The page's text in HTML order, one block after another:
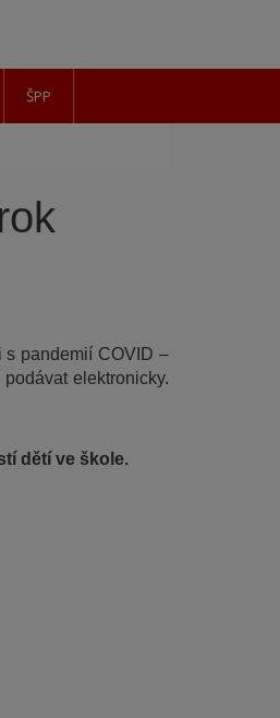
ŠPP
s pandemií COVID –
elektronicky.
dětí ve škole.